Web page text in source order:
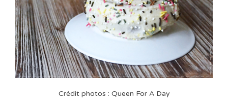
Crédit photos : Queen For A Day